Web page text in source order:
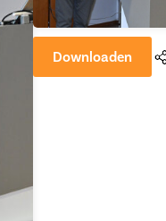
Downloaden